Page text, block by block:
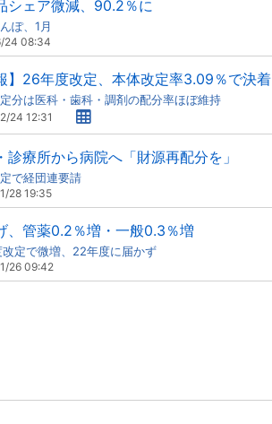
シェア微減、90.2％に
ぽ、1月
24 08:34
】26年度改定、本体改定率3.09％で決着
分は医科・歯科・調剤の配分率ほぼ維持
24 12:31
診療所から病院へ「財源再配分を」
で経団連要請
28 19:35
、管薬0.2％増・一般0.3％増
定で微増、22年度に届かず
26 09:42